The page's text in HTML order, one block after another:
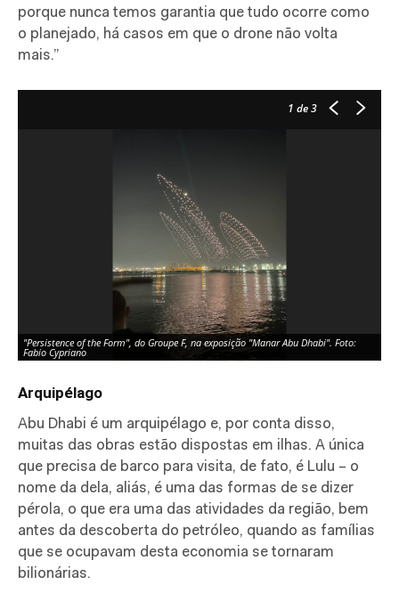
porque nunca temos garantia que tudo ocorre como
o planejado, há casos em que o drone não volta
mais.”
1 de 3
"Persistence of the Form", do Groupe F, na exposição "Manar Abu Dhabi". Foto:
Fabio Cypriano
Arquipélago
Abu Dhabi é um arquipélago e, por conta disso,
muitas das obras estão dispostas em ilhas. A única
que precisa de barco para visita, de fato, é Lulu – o
nome da dela, aliás, é uma das formas de se dizer
pérola, o que era uma das atividades da região, bem
antes da descoberta do petróleo, quando as famílias
que se ocupavam desta economia se tornaram
bilionárias.